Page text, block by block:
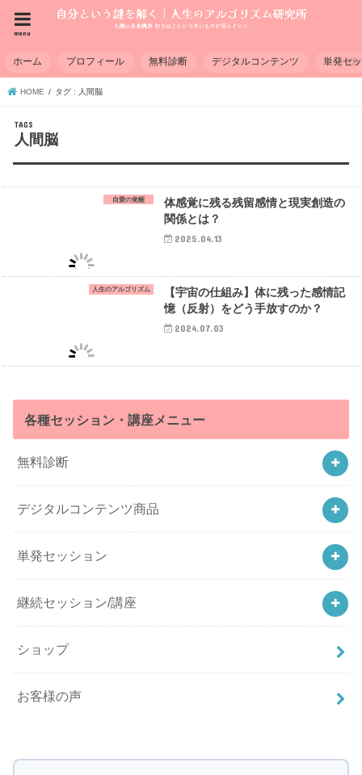
menu
ホーム プロフィール 無料診断 デジタルコンテンツ 単発セ
HOME タグ : 人間脳
人間脳
自愛の覚醒
体感覚に残る残留感情と現実創造の
関係とは？
2025.04.13
人生のアルゴリズム
【宇宙の仕組み】体に残った感情記
憶（反射）をどう手放すのか？
2024.07.03
各種セッション・講座メニュー
無料診断
デジタルコンテンツ商品
単発セッション
継続セッション/講座
ショップ
お客様の声